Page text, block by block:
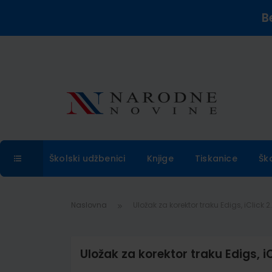
Školski udžbenici Knjige Tiskanice
Naslovna
Uložak za korektor traku Edigs,